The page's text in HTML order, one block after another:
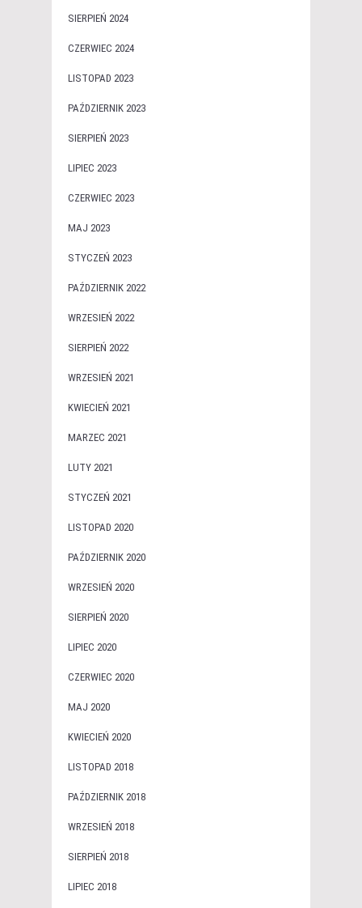
SIERPIEŃ 2024
CZERWIEC 2024
LISTOPAD 2023
PAŹDZIERNIK 2023
SIERPIEŃ 2023
LIPIEC 2023
CZERWIEC 2023
MAJ 2023
STYCZEŃ 2023
PAŹDZIERNIK 2022
WRZESIEŃ 2022
SIERPIEŃ 2022
WRZESIEŃ 2021
KWIECIEŃ 2021
MARZEC 2021
LUTY 2021
STYCZEŃ 2021
LISTOPAD 2020
PAŹDZIERNIK 2020
WRZESIEŃ 2020
SIERPIEŃ 2020
LIPIEC 2020
CZERWIEC 2020
MAJ 2020
KWIECIEŃ 2020
LISTOPAD 2018
PAŹDZIERNIK 2018
WRZESIEŃ 2018
SIERPIEŃ 2018
LIPIEC 2018